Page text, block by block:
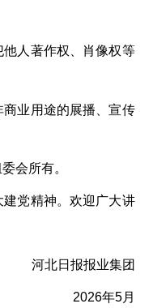
人著作权、肖像权等
业用途的展播、宣传
会所有。
党精神。欢迎广大讲
河北日报报业集团
2026年5月